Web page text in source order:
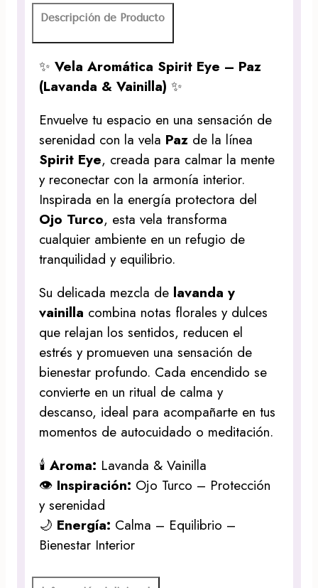
Descripción de Producto
✨Vela Aromática Spirit Eye – Paz
(Lavanda & Vainilla) ✨
Envuelve tu espacio en una sensación de
serenidad con la vela Paz de la línea
Spirit Eye, creada para calmar la mente
y reconectar con la armonía interior.
Inspirada en la energía protectora del
Ojo Turco, esta vela transforma
cualquier ambiente en un refugio de
tranquilidad y equilibrio.
Su delicada mezcla de lavanda y
vainilla combina notas florales y dulces
que relajan los sentidos, reducen el
estrés y promueven una sensación de
bienestar profundo. Cada encendido se
convierte en un ritual de calma y
descanso, ideal para acompañarte en tus
momentos de autocuidado o meditación.
🕯️Aroma: Lavanda & Vainilla
👁️ Inspiración: Ojo Turco – Protección
y serenidad
🌙 Energía: Calma – Equilibrio –
Bienestar Interior